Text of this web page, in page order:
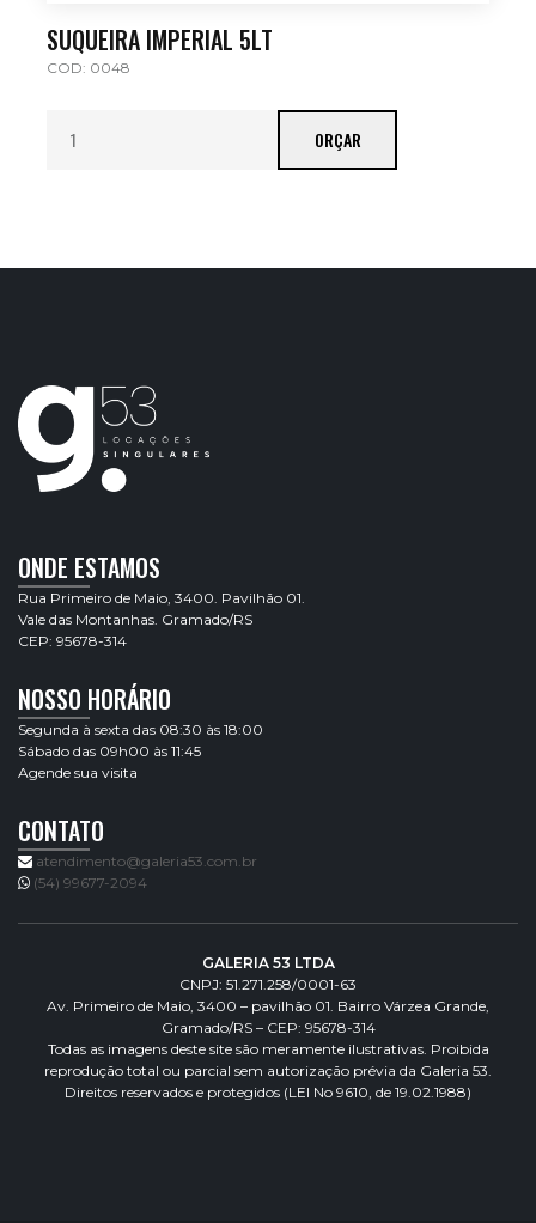
SUQUEIRA IMPERIAL 5LT
COD: 0048
ORÇAR
ONDE ESTAMOS
Rua Primeiro de Maio, 3400. Pavilhão 01.
Vale das Montanhas. Gramado/RS
CEP: 95678-314
NOSSO HORÁRIO
Segunda à sexta das 08:30 às 18:00
Sábado das 09h00 às 11:45
Agende sua visita
CONTATO
atendimento@galeria53.com.br
(54) 99677-2094
GALERIA 53 LTDA
CNPJ: 51.271.258/0001-63
Av. Primeiro de Maio, 3400 – pavilhão 01. Bairro Várzea Grande,
Gramado/RS – CEP: 95678-314
Todas as imagens deste site são meramente ilustrativas. Proibida
reprodução total ou parcial sem autorização prévia da Galeria 53.
Direitos reservados e protegidos (LEI No 9610, de 19.02.1988)